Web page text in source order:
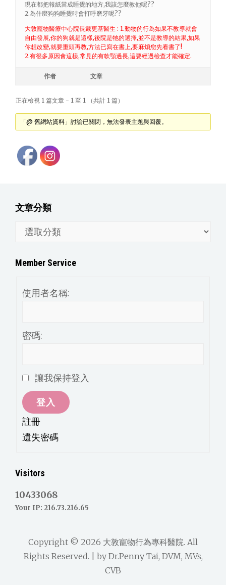
現在都把報紙當成睡覺的地方,我該怎麼教他呢??
2.為什麼狗狗睡覺時會打呼磨牙呢??
大敦寵物醫療中心院長戴更基醫生 : 1.動物的行為如果不教導就會
自由發展,你的狗就是這樣,後院是牠的選擇,並不是教導的結果,如果
你想改變,就要重頭再教,方法已寫在書上,要麻煩您先看書了!
2.有很多原因會這樣,常見的有軟顎過長,這要經過檢查才能確定.
作者 文章
正在檢視 1 篇文章 - 1 至 1 （共計 1 篇）
「@ 舊網站資料」討論已關閉，無法發表主題與回覆。
文章分類
分
Member Service
使用者名稱:
密碼:
讓我保持登入
登入
註冊
遺失密碼
Visitors
10433068
Your IP: 216.73.216.65
Copyright © 2026 大敦寵物行為專科醫院. All
Rights Reserved. | by Dr.Penny Tai, DVM, MVs,
CVB